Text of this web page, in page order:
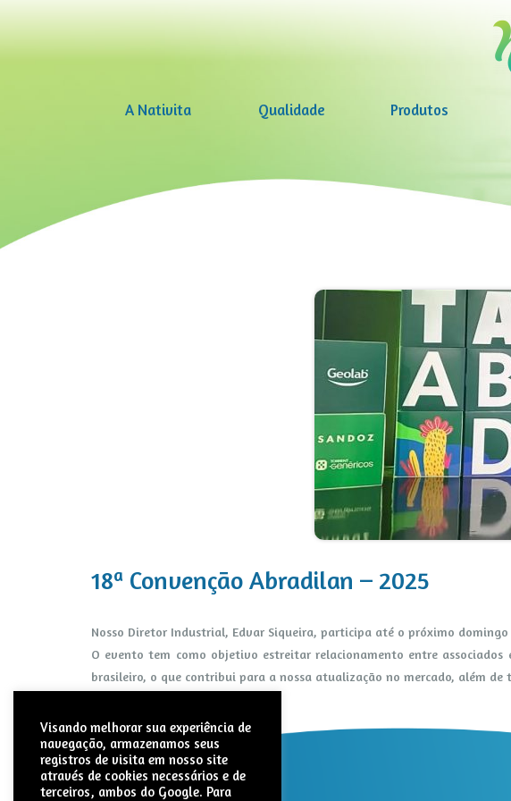
A Nativita Qualidade Produtos
18ª Convenção Abradilan – 2025
Nosso Diretor Industrial, Edvar Siqueira, participa até o próximo
O evento tem como objetivo estreitar relacionamento entre
brasileiro, o que contribui para a nossa atualização no mercado, além de
Visando melhorar sua experiência de
navegação, armazenamos seus
registros de visita em nosso site
através de cookies necessários e de
terceiros, ambos do Google. Para